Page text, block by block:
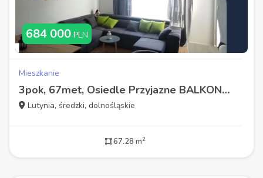
684 000 PLN
Mieszkanie
3pok, 67met, Osiedle Przyjazne BALKON/KOMÓRKA/OGRÓD/MP (Lutynia)
Lutynia, średzki, dolnośląskie
67.28 m2